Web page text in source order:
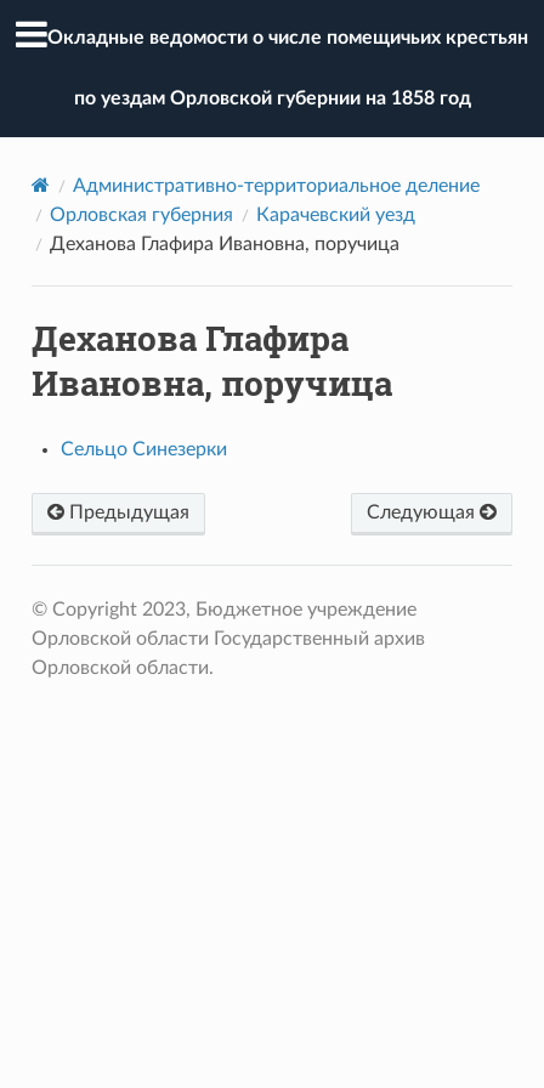
Окладные ведомости о числе помещичьих крестьян
по уездам Орловской губернии на 1858 год
Административно-территориальное деление
Орловская губерния
Карачевский уезд
Деханова Глафира Ивановна, поручица
Деханова Глафира
Ивановна, поручица
Сельцо Синезерки
Предыдущая Следующая
© Copyright 2023, Бюджетное учреждение
Орловской области Государственный архив
Орловской области.